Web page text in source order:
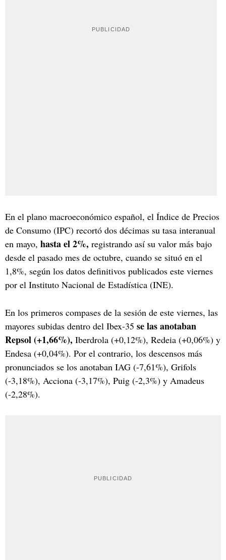
En el plano macroeconómico español, el Índice de Precios
de Consumo (IPC) recortó dos décimas su tasa interanual
en mayo, hasta el 2%, registrando así su valor más bajo
desde el pasado mes de octubre, cuando se situó en el
1,8%, según los datos definitivos publicados este viernes
por el Instituto Nacional de Estadística (INE).
En los primeros compases de la sesión de este viernes, las
mayores subidas dentro del Ibex-35 se las anotaban
Repsol (+1,66%), Iberdrola (+0,12%), Redeia (+0,06%) y
Endesa (+0,04%). Por el contrario, los descensos más
pronunciados se los anotaban IAG (-7,61%), Grifols
(-3,18%), Acciona (-3,17%), Puig (-2,3%) y Amadeus
(-2,28%).